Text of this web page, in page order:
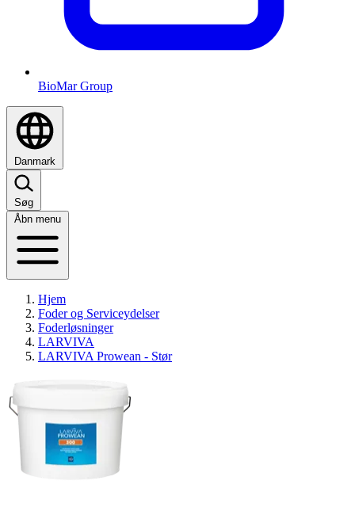
BioMar Group
Danmark
Søg
Åbn menu
Hjem
Foder og Serviceydelser
Foderløsninger
LARVIVA
LARVIVA Prowean - Stør